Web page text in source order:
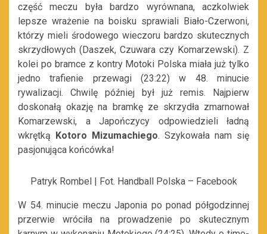
część meczu była bardzo wyrównana, aczkolwiek
lepsze wrażenie na boisku sprawiali Biało-Czerwoni,
którzy mieli środowego wieczoru bardzo skutecznych
skrzydłowych (Daszek, Czuwara czy Komarzewski). Z
kolei po bramce z kontry Motoki Polska miała już tylko
jedno trafienie przewagi (23:22) w 48. minucie
rywalizacji. Chwilę później był już remis. Najpierw
doskonałą okazję na bramkę ze skrzydła zmarnował
Komarzewski, a Japończycy odpowiedzieli ładną
wkrętką Kotoro Mizumachiego. Szykowała nam się
pasjonująca końcówka!
Patryk Rombel | Fot. Handball Polska – Facebook
W 54. minucie meczu Japonia po ponad półgodzinnej
przerwie wróciła na prowadzenie po skutecznym